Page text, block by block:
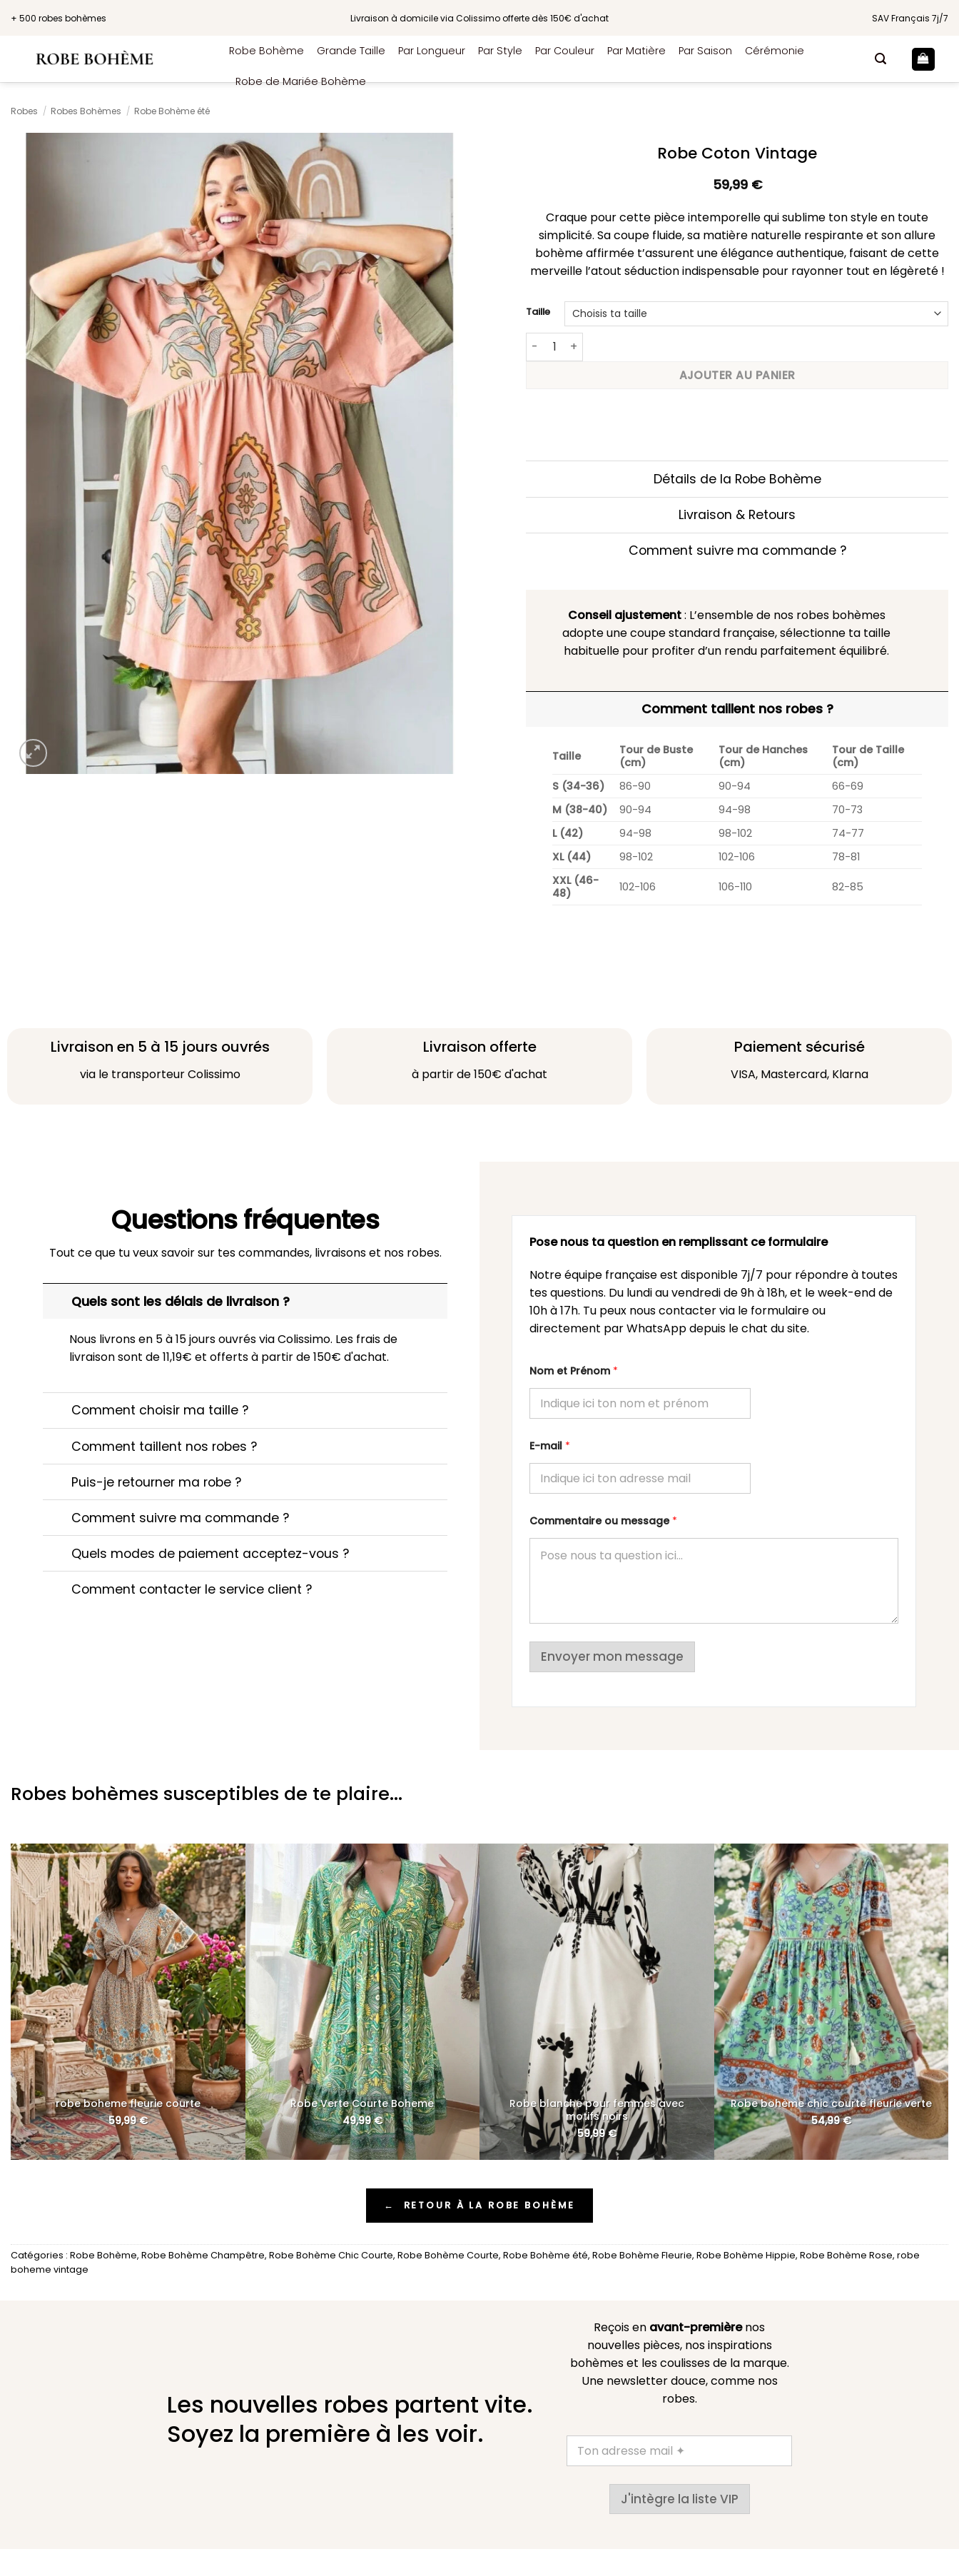
+ 500 robes bohèmes Livraison à domicile via Colissimo offerte dès 150€ d'achat SAV Français 7j/7
Robe Bohème Grande Taille Par Longueur Par Style Par Couleur Par Matière Par Saison Cérémonie
Robe de Mariée Bohème
Robes / Robes Bohèmes / Robe Bohème été
Robe Coton Vintage
59,99 €
Craque pour cette pièce intemporelle qui sublime ton style en toute
simplicité. Sa coupe fluide, sa matière naturelle respirante et son allure
bohème affirmée t’assurent une élégance authentique, faisant de cette
merveille l’atout séduction indispensable pour rayonner tout en légèreté !
Taille
quantité de Robe Coton Vintage
AJOUTER AU PANIER
Détails de la Robe Bohème
Livraison & Retours
Comment suivre ma commande ?
Conseil ajustement: L’ensemble de nos robes bohèmes
adopte une coupe standard française, sélectionne ta taille
habituelle pour profiter d’un rendu parfaitement équilibré.
Comment taillent nos robes ?
Taille
Tour de Buste
(cm)
Tour de Hanches
(cm)
Tour de Taille
(cm)
S (34-36)
86-90 90-94
66-69
M (38-40)
90-94 94-98
70-73
L (42)
94-98 98-102
74-77
XL (44)
98-102 102-106
78-81
XXL (46-
48)
102-106 106-110 82-85
Livraison en 5 à 15 jours ouvrés
via le transporteur Colissimo
Livraison offerte
à partir de 150€ d'achat
Paiement sécurisé
VISA, Mastercard, Klarna
Questions fréquentes
Tout ce que tu veux savoir sur tes commandes, livraisons et nos robes.
Quels sont les délais de livraison ?
Nous livrons en 5 à 15 jours ouvrés via Colissimo. Les frais de
livraison sont de 11,19€ et offerts à partir de 150€ d'achat.
Comment choisir ma taille ?
Comment taillent nos robes ?
Puis-je retourner ma robe ?
Comment suivre ma commande ?
Quels modes de paiement acceptez-vous ?
Comment contacter le service client ?
Pose nous ta question en remplissant ce formulaire
Notre équipe française est disponible 7j/7 pour répondre à toutes
tes questions. Du lundi au vendredi de 9h à 18h, et le week-end de
10h à 17h. Tu peux nous contacter via le formulaire ou
directement par WhatsApp depuis le chat du site.
Nom et Prénom *
E-mail *
Commentaire ou message *
Envoyer mon message
Robes bohèmes susceptibles de te plaire...
robe boheme fleurie courte
59,99€
Robe Verte Courte Boheme
49,99€
Robe blanche pour femmes avec
motifs noirs
59,99€
Robe bohème chic courte fleurie verte
54,99€
← RETOUR À LA ROBE BOHÈME
Catégories : Robe Bohème, Robe Bohème Champêtre, Robe Bohème Chic Courte, Robe Bohème Courte, Robe Bohème été, Robe Bohème Fleurie, Robe Bohème Hippie, Robe Bohème Rose, robe
boheme vintage
Les nouvelles robes partent vite.
Soyez la première à les voir.
Reçois en avant-premièrenos
nouvelles pièces, nos inspirations
bohèmes et les coulisses de la marque.
Une newsletter douce, comme nos
robes.
J'intègre la liste VIP